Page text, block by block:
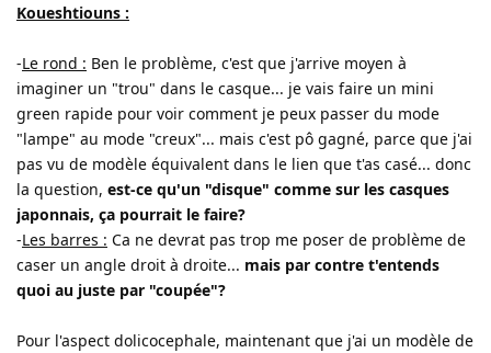
Koueshtiouns :
-Le rond : Ben le problème, c'est que j'arrive moyen à
imaginer un "trou" dans le casque... je vais faire un mini
green rapide pour voir comment je peux passer du mode
"lampe" au mode "creux"... mais c'est pô gagné, parce que j'ai
pas vu de modèle équivalent dans le lien que t'as casé... donc
la question, est-ce qu'un "disque" comme sur les casques
japonnais, ça pourrait le faire?
-Les barres : Ca ne devrat pas trop me poser de problème de
caser un angle droit à droite... mais par contre t'entends
quoi au juste par "coupée"?
Pour l'aspect dolicocephale, maintenant que j'ai un modèle de